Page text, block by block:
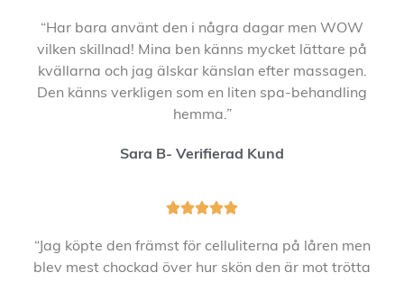
“Har bara använt den i några dagar men WOW
vilken skillnad! Mina ben känns mycket lättare på
kvällarna och jag älskar känslan efter massagen.
Den känns verkligen som en liten spa-behandling
hemma.”
Sara B- Verifierad Kund

“Jag köpte den främst för celluliterna på låren men
blev mest chockad över hur skön den är mot trötta